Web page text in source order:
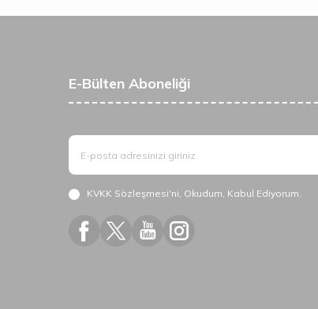
E-Bülten Aboneliği
KVKK Sözleşmesi'ni, Okudum, Kabul Ediyorum.